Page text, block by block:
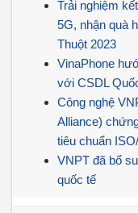
Trải nghiệm
5G, nhận quà
Thuột 2023
VinaPhone
với CSDL
Công nghệ
Alliance)
tiêu chuẩn
VNPT đã bổ
quốc tế